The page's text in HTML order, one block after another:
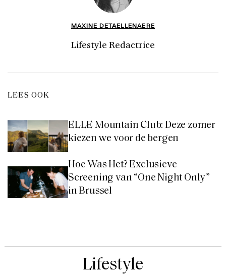
MAXINE DETAELLENAERE
Lifestyle Redactrice
LEES OOK
ELLE Mountain Club: Deze zomer
kiezen we voor de bergen
Hoe Was Het? Exclusieve
Screening van “One Night Only”
in Brussel
Lifestyle